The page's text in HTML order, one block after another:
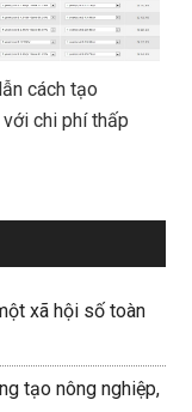
cách tạo
chi phí thấp
xã hội số toàn
tạo nông nghiệp,